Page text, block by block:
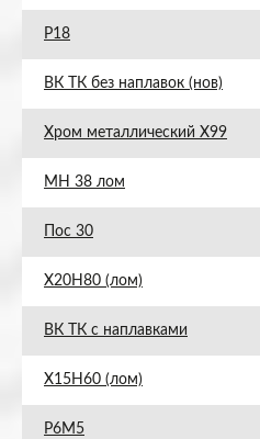
Р18
ВК ТК без наплавок (нов)
Хром металлический Х99
МН 38 лом
Пос 30
Х20Н80 (лом)
ВК ТК с наплавками
Х15Н60 (лом)
Р6М5